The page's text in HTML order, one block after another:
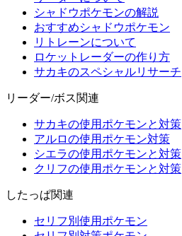
シャドウポケモンの解説
おすすめシャドウポケモン
リトレーンについて
ロケットレーダーの作り方
サカキのスペシャルリサーチ
リーダー/ボス関連
サカキの使用ポケモンと対策
アルロの使用ポケモン対策
シエラの使用ポケモンと対策
クリフの使用ポケモンと対策
したっぱ関連
セリフ別使用ポケモン